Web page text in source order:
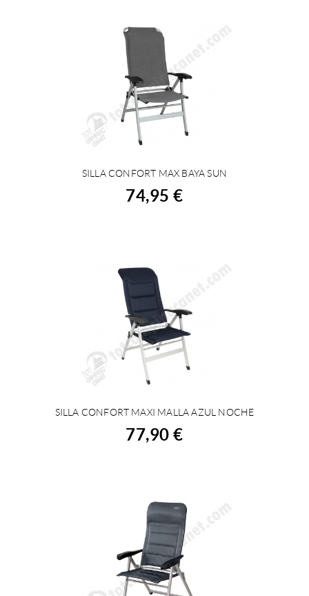
COMPRAR
SILLA CONFORT MAX BAYA SUN
74,95 €
COMPRAR
SILLA CONFORT MAXI MALLA AZUL NOCHE
77,90 €